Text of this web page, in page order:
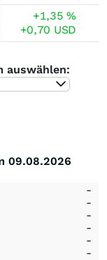
+1,35%
+0,70 USD
auswählen:
09.08.2026
-
-
-
-
-
-